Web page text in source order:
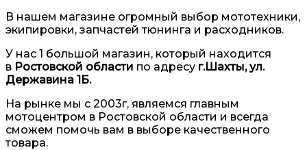
В нашем магазине огромный выбор мототехники,
экипировки, запчастей тюнинга и расходников.
У нас 1 большой магазин, который находится
в Ростовской области по адресу г.Шахты, ул.
Державина 1Б.
На рынке мы с 2003г, являемся главным
мотоцентром в Ростовской области и всегда
сможем помочь вам в выборе качественного
товара.